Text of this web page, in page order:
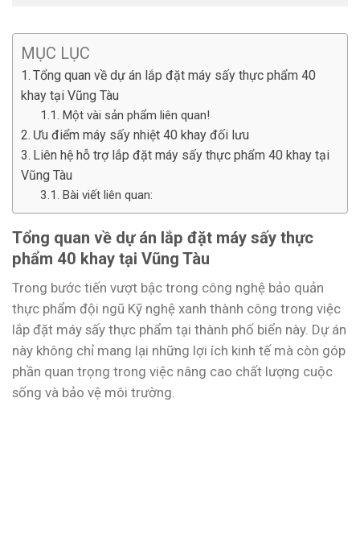
MỤC LỤC
Tổng quan về dự án lắp đặt máy sấy thực phẩm 40
khay tại Vũng Tàu
Một vài sản phẩm liên quan!
Ưu điểm máy sấy nhiệt 40 khay đối lưu
Liên hệ hỗ trợ lắp đặt máy sấy thực phẩm 40 khay tại
Vũng Tàu
Bài viết liên quan:
Tổng quan về dự án lắp đặt máy sấy thực
phẩm 40 khay tại Vũng Tàu
Trong bước tiến vượt bậc trong công nghệ bảo quản
thực phẩm đội ngũ Kỹ nghệ xanh thành công trong việc
lắp đặt máy sấy thực phẩm tại thành phố biển này. Dự án
này không chỉ mang lại những lợi ích kinh tế mà còn góp
phần quan trọng trong việc nâng cao chất lượng cuộc
sống và bảo vệ môi trường.